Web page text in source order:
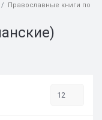
Православные книги по